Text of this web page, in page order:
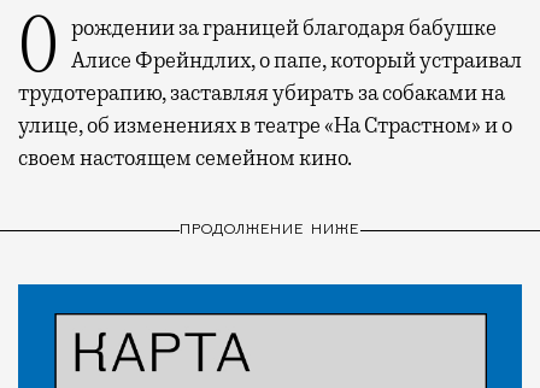
О рождении за границей благодаря бабушке Алисе Фрейндлих, о папе, который устраивал
трудотерапию, заставляя убирать за собаками на
улице, об изменениях в театре «На Страстном» и о
своем настоящем семейном кино.
ПРОДОЛЖЕНИЕ НИЖЕ